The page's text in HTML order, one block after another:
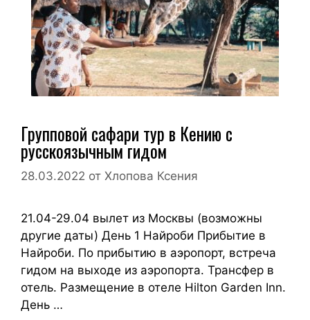
Групповой сафари тур в Кению с
русскоязычным гидом
28.03.2022 от Хлопова Ксения
21.04-29.04 вылет из Москвы (возможны
другие даты) День 1 Найроби Прибытие в
Найроби. По прибытию в аэропорт, встреча
гидом на выходе из аэропорта. Трансфер в
отель. Размещение в отеле Hilton Garden Inn.
День …